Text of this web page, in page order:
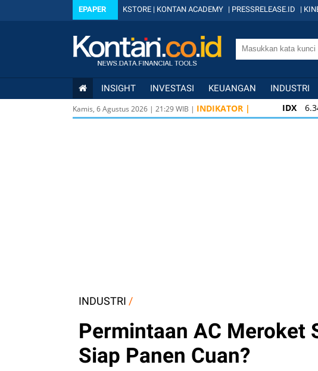
EPAPER KSTORE | KONTAN ACADEMY | PRESSRELEASE.ID |
INSIGHT INVESTASI KEUANGAN INDUSTRI
Kamis, 6 Agustus 2026 | 21:29WIB | INDIKATOR | IDX
IDX
INDUSTRI /
Permintaan AC Meroket
Siap Panen Cuan?